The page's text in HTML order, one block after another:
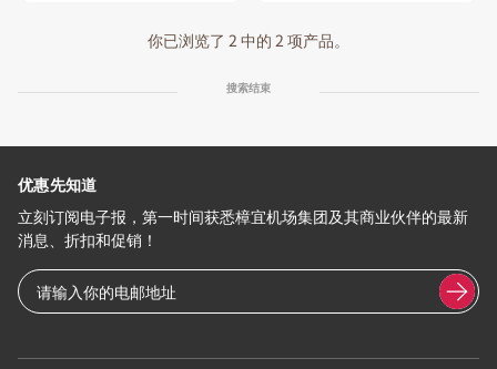
你已浏览了 2 中的 2 项产品。
搜索结束
优惠先知道
立刻订阅电子报，第一时间获悉樟宜机场集团及其商业伙伴的最新
消息、折扣和促销！